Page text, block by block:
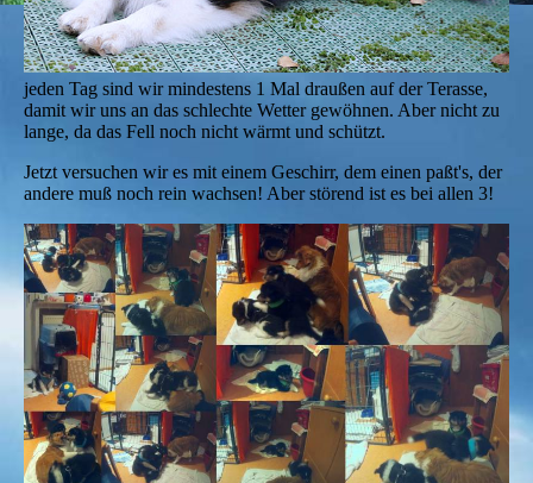
jeden Tag sind wir mindestens 1 Mal draußen auf der Terasse,
damit wir uns an das schlechte Wetter gewöhnen. Aber nicht zu
lange, da das Fell noch nicht wärmt und schützt.
Jetzt versuchen wir es mit einem Geschirr, dem einen paßt's, der
andere muß noch rein wachsen! Aber störend ist es bei allen 3!